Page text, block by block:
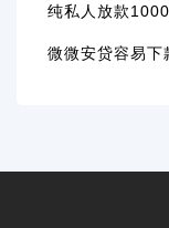
纯私人放款
微微安贷容易下